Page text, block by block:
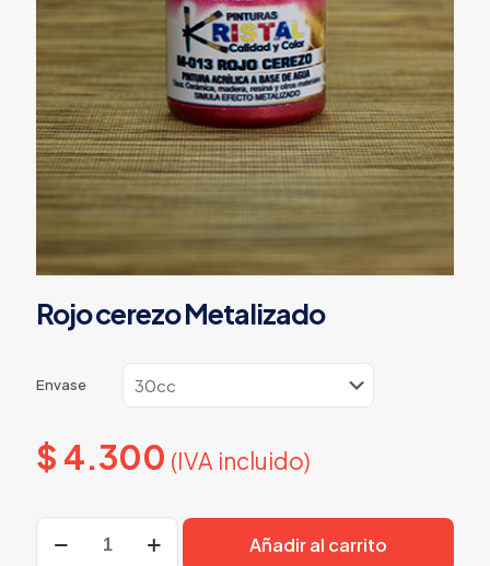
Rojo cerezo Metalizado
Envase
$ 4.300 (IVA incluido)
cerezo
Añadir al carrito